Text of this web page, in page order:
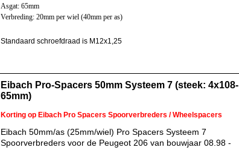
Asgat: 65mm
Verbreding: 20mm per wiel (40mm per as)
Standaard schroefdraad is M12x1,25
Eibach Pro-Spacers 50mm Systeem 7 (steek: 4x108-
65mm)
Korting op Eibach Pro Spacers Spoorverbreders / Wheelspacers
Eibach 50mm/as (25mm/wiel) Pro Spacers Systeem 7
Spoorverbreders voor de Peugeot 206 van bouwjaar 08.98 -